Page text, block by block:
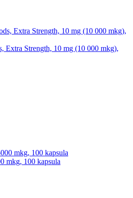
Extra Strength, 10 mg (10 000 mkg),
mkg, 100 kapsula